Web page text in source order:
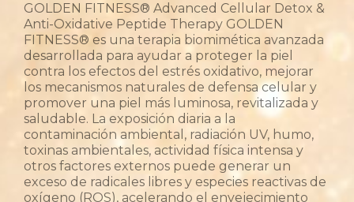
GOLDEN FITNESS® Advanced Cellular Detox &
Anti-Oxidative Peptide Therapy GOLDEN
FITNESS® es una terapia biomimética avanzada
desarrollada para ayudar a proteger la piel
contra los efectos del estrés oxidativo, mejorar
los mecanismos naturales de defensa celular y
promover una piel más luminosa, revitalizada y
saludable. La exposición diaria a la
contaminación ambiental, radiación UV, humo,
toxinas ambientales, actividad física intensa y
otros factores externos puede generar un
exceso de radicales libres y especies reactivas de
oxígeno (ROS), acelerando el envejecimiento